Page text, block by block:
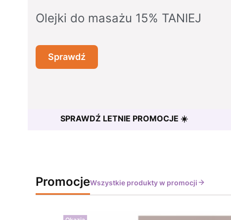
Olejki do masażu 15% TANIEJ
Sprawdź
SPRAWDŹ LETNIE PROMOCJE ☀️
PromocjeWszystkie produkty w promocji